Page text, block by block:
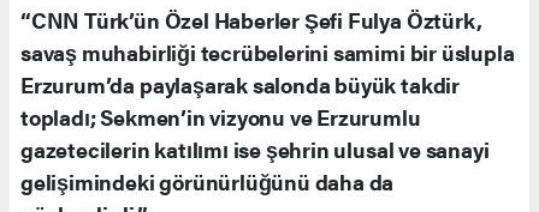
“CNN Türk’ün Özel Haberler Şefi Fulya Öztürk,
savaş muhabirliği tecrübelerini samimi bir üslupla
Erzurum’da paylaşarak salonda büyük takdir
topladı; Sekmen’in vizyonu ve Erzurumlu
gazetecilerin katılımı ise şehrin ulusal ve sanayi
gelişimindeki görünürlüğünü daha da